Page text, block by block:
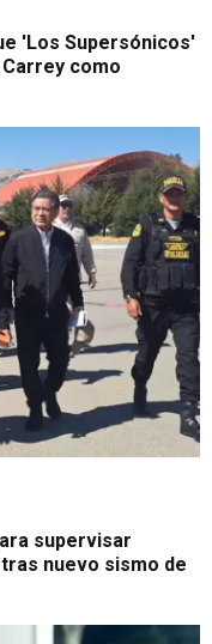
'Los Supersónicos'
como
supervisar
nuevo sismo de